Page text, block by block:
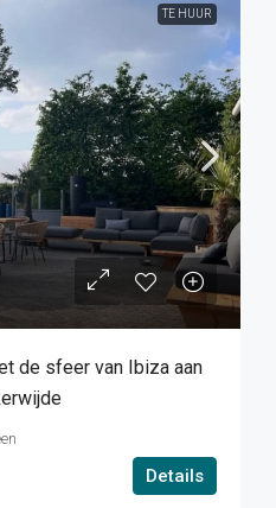
TE HUUR
de sfeer van Ibiza aan
Details